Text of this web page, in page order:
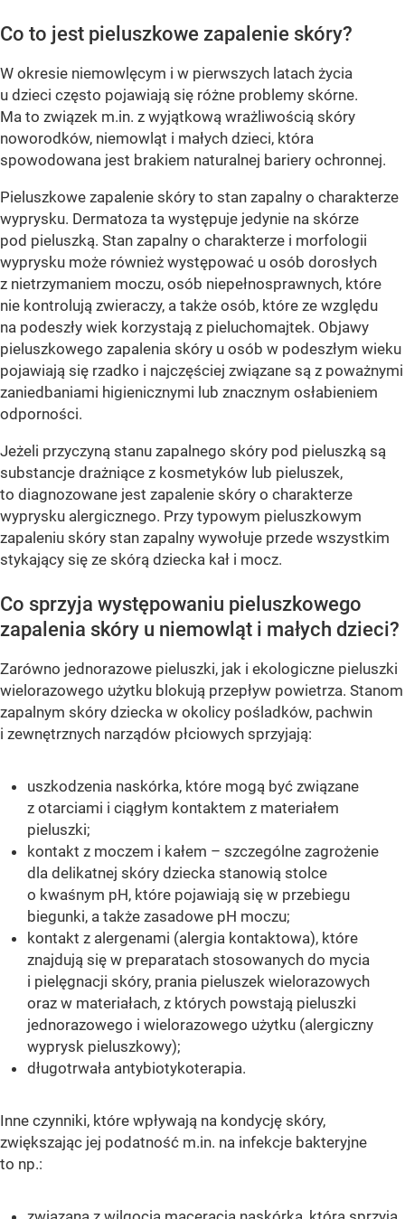
Co to jest pieluszkowe zapalenie skóry?
W okresie niemowlęcym i w pierwszych latach życia
u dzieci często pojawiają się różne problemy skórne.
Ma to związek m.in. z wyjątkową wrażliwością skóry
noworodków, niemowląt i małych dzieci, która
spowodowana jest brakiem naturalnej bariery ochronnej.
Pieluszkowe zapalenie skóry to stan zapalny o charakterze
wyprysku. Dermatoza ta występuje jedynie na skórze
pod pieluszką. Stan zapalny o charakterze i morfologii
wyprysku może również występować u osób dorosłych
z nietrzymaniem moczu, osób niepełnosprawnych, które
nie kontrolują zwieraczy, a także osób, które ze względu
na podeszły wiek korzystają z pieluchomajtek. Objawy
pieluszkowego zapalenia skóry u osób w podeszłym wieku
pojawiają się rzadko i najczęściej związane są z poważnymi
zaniedbaniami higienicznymi lub znacznym osłabieniem
odporności.
Jeżeli przyczyną stanu zapalnego skóry pod pieluszką są
substancje drażniące z kosmetyków lub pieluszek,
to diagnozowane jest zapalenie skóry o charakterze
wyprysku alergicznego. Przy typowym pieluszkowym
zapaleniu skóry stan zapalny wywołuje przede wszystkim
stykający się ze skórą dziecka kał i mocz.
Co sprzyja występowaniu pieluszkowego
zapalenia skóry u niemowląt i małych dzieci?
Zarówno jednorazowe pieluszki, jak i ekologiczne pieluszki
wielorazowego użytku blokują przepływ powietrza. Stanom
zapalnym skóry dziecka w okolicy pośladków, pachwin
i zewnętrznych narządów płciowych sprzyjają:
uszkodzenia naskórka, które mogą być związane
z otarciami i ciągłym kontaktem z materiałem
pieluszki;
kontakt z moczem i kałem – szczególne zagrożenie
dla delikatnej skóry dziecka stanowią stolce
o kwaśnym pH, które pojawiają się w przebiegu
biegunki, a także zasadowe pH moczu;
kontakt z alergenami (alergia kontaktowa), które
znajdują się w preparatach stosowanych do mycia
i pielęgnacji skóry, prania pieluszek wielorazowych
oraz w materiałach, z których powstają pieluszki
jednorazowego i wielorazowego użytku (alergiczny
wyprysk pieluszkowy);
długotrwała antybiotykoterapia.
Inne czynniki, które wpływają na kondycję skóry,
zwiększając jej podatność m.in. na infekcje bakteryjne
to np.: